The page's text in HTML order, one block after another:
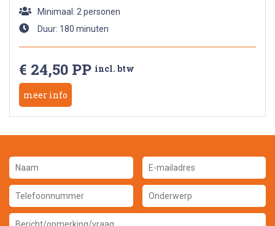
Minimaal: 2 personen
Duur: 180 minuten
€ 24,50 PP incl. btw
meer info